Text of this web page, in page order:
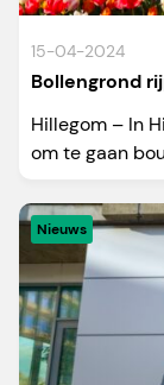
15-04-2024
Bollengrond
Hillegom – In
om te gaan
Nieuws